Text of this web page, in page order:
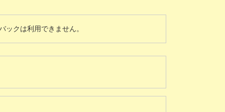
ックは利用できません。